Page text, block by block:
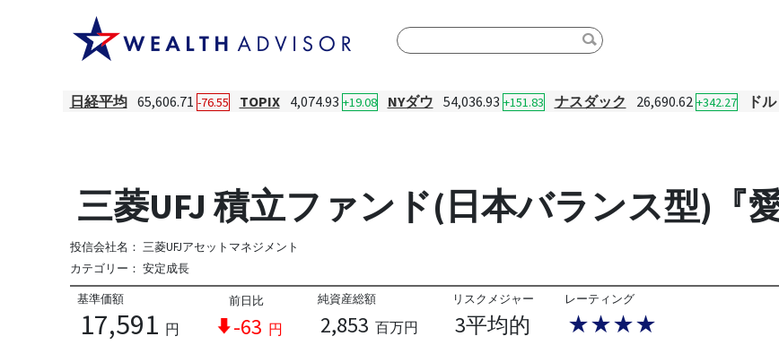
日経平均 65,606.71 -76.55 TOPIX 4,074.93 +19.08 NYダウ 54,036.93 +151.83 ナスダック 26,690.62 +342.27 ド
三菱UFJ 積立ファンド(日本バランス型)『
投信会社名： 三菱UFJアセットマネジメント
カテゴリー： 安定成長
基準価額
17,591 円
前日比
-63 円
純資産総額
2,853 百万円
リスクメジャー
3平均的
レーティング
★★★★